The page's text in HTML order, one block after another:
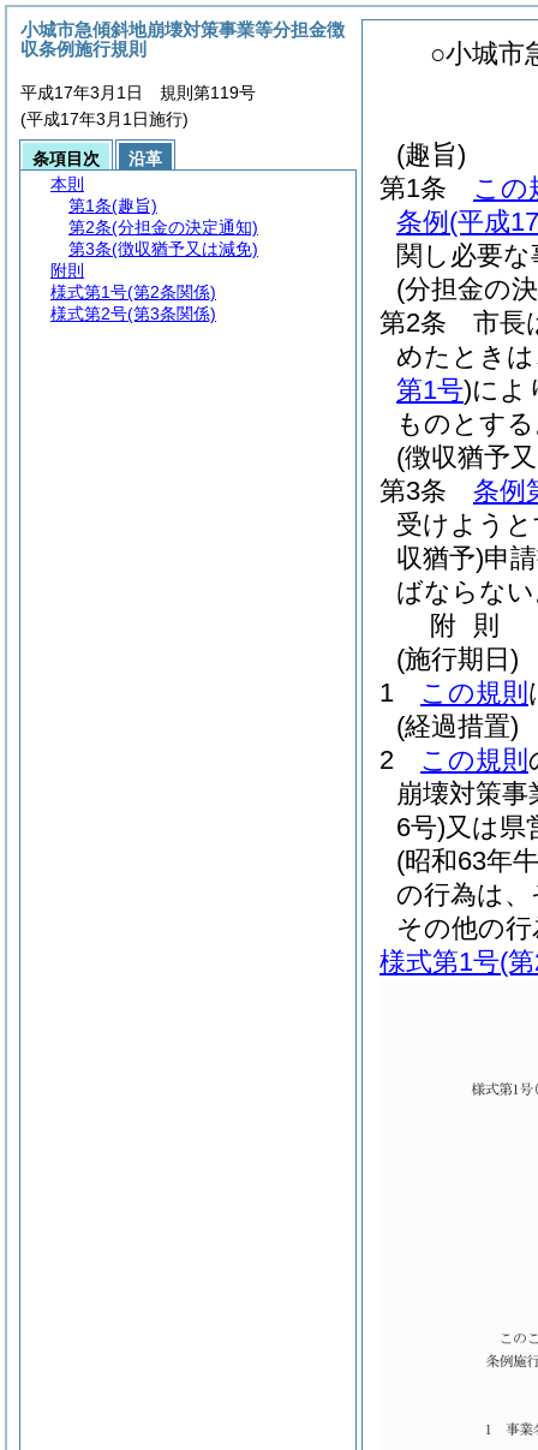
○小城市
(趣旨)
第1条
この
条例 (平成
関し必要
(分担金の
第2条
市長
めたとき
第1号)によ
ものとす
(徴収猶予
第3条
条例
受けよう
収猶予)申
ばならな
附 則
(施行期日)
1
この規則
(経過措置)
2
この規則
崩壊対策
6号)又は県
(昭和63年
の行為は
その他の
様式第1号(
小城市急傾斜地崩壊対策事業等分担金徴
収条例施行規則
平成17年3月1日 規則第119号
(平成17年3月1日施行)
条項目次
沿革
本則
第1条(趣旨)
第2条(分担金の決定通知)
第3条(徴収猶予又は減免)
附則
様式第1号(第2条関係)
様式第2号(第3条関係)